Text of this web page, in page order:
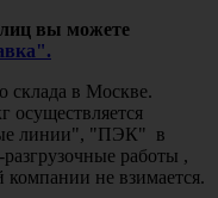
вы можете
склада в Москве.
осуществляется
линии", "ПЭК" в
работы ,
компании не взимается.